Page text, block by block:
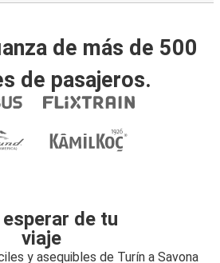
de más de 500
de pasajeros.
esperar de tu
viaje
y asequibles de Turín a Savona